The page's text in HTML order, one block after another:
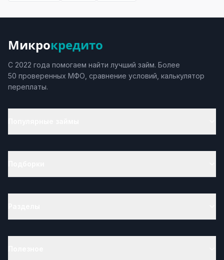
Микрокредито
С 2022 года помогаем найти лучший займ. Более
50 проверенных МФО, сравнение условий, калькулятор
переплаты.